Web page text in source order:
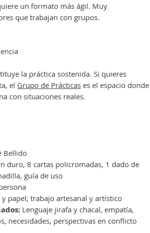
un formato más ágil. Muy
que trabajan con grupos.
la práctica sostenida. Si quieres
el Grupo de Prácticas es el espacio donde
con situaciones reales.
Bellido
duro, 8 cartas policromadas, 1 dado de
guía de uso
y papel; trabajo artesanal y artístico
Lenguaje jirafa y chacal, empatía,
necesidades, perspectivas en conflicto